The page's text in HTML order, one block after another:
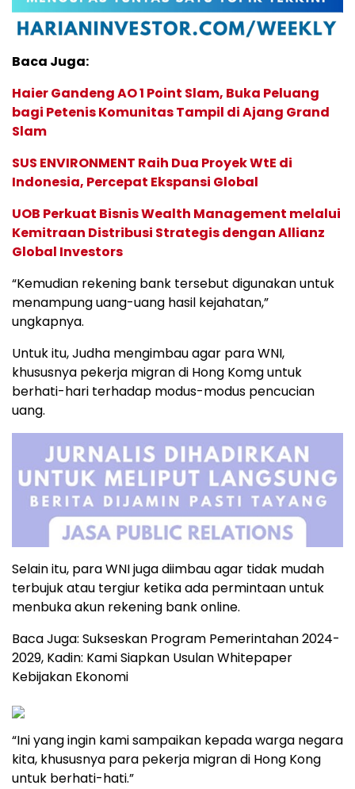
Baca Juga:
Haier Gandeng AO 1 Point Slam, Buka Peluang
bagi Petenis Komunitas Tampil di Ajang Grand
Slam
SUS ENVIRONMENT Raih Dua Proyek WtE di
Indonesia, Percepat Ekspansi Global
UOB Perkuat Bisnis Wealth Management melalui
Kemitraan Distribusi Strategis dengan Allianz
Global Investors
“Kemudian rekening bank tersebut digunakan untuk
menampung uang-uang hasil kejahatan,”
ungkapnya.
Untuk itu, Judha mengimbau agar para WNI,
khususnya pekerja migran di Hong Komg untuk
berhati-hari terhadap modus-modus pencucian
uang.
Selain itu, para WNI juga diimbau agar tidak mudah
terbujuk atau tergiur ketika ada permintaan untuk
menbuka akun rekening bank online.
Baca Juga: Sukseskan Program Pemerintahan 2024-
2029, Kadin: Kami Siapkan Usulan Whitepaper
Kebijakan Ekonomi
“Ini yang ingin kami sampaikan kepada warga negara
kita, khususnya para pekerja migran di Hong Kong
untuk berhati-hati.”